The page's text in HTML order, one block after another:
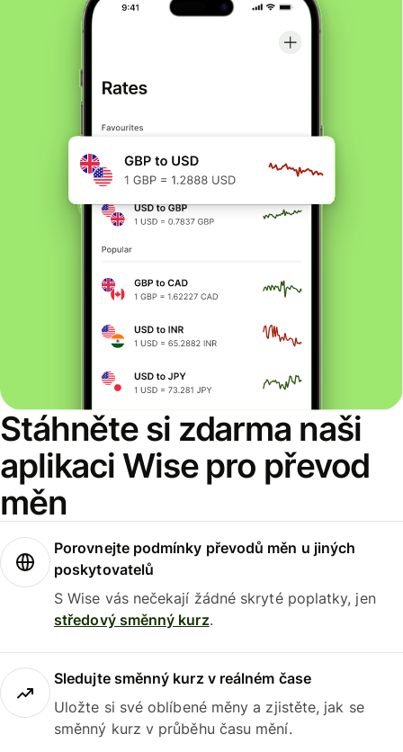
Stáhněte si zdarma naši
aplikaci Wise pro převod
měn
Porovnejte podmínky převodů měn u jiných
poskytovatelů
S Wise vás nečekají žádné skryté poplatky, jen
středový směnný kurz.
Sledujte směnný kurz v reálném čase
Uložte si své oblíbené měny a zjistěte, jak se
směnný kurz v průběhu času mění.